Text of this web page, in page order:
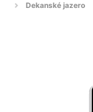
Dekanské jazero